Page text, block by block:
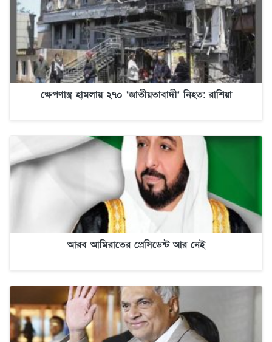
ক্ষেপণাস্ত্র হামলায় ২৭০ ‘জাতীয়তাবাদী’ নিহত: রাশিয়া
আরব আমিরাতের প্রেসিডেন্ট আর নেই